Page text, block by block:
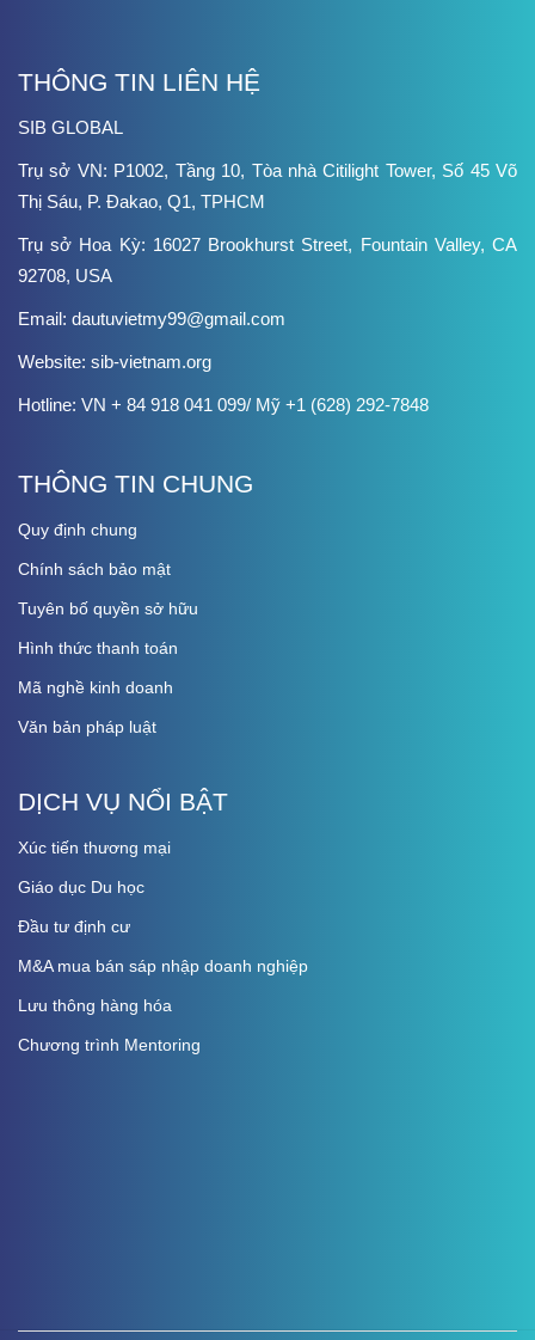
THÔNG TIN LIÊN HỆ
SIB GLOBAL
Trụ sở VN: P1002, Tầng 10, Tòa nhà Citilight Tower, Số 45 Võ
Thị Sáu, P. Đakao, Q1, TPHCM
Trụ sở Hoa Kỳ: 16027 Brookhurst Street, Fountain Valley, CA
92708, USA
Email: dautuvietmy99@gmail.com
Website: sib-vietnam.org
Hotline: VN + 84 918 041 099/ Mỹ +1 (628) 292-7848
THÔNG TIN CHUNG
Quy định chung
Chính sách bảo mật
Tuyên bố quyền sở hữu
Hình thức thanh toán
Mã nghề kinh doanh
Văn bản pháp luật
DỊCH VỤ NỔI BẬT
Xúc tiến thương mại
Giáo dục Du học
Đầu tư định cư
M&A mua bán sáp nhập doanh nghiệp
Lưu thông hàng hóa
Chương trình Mentoring